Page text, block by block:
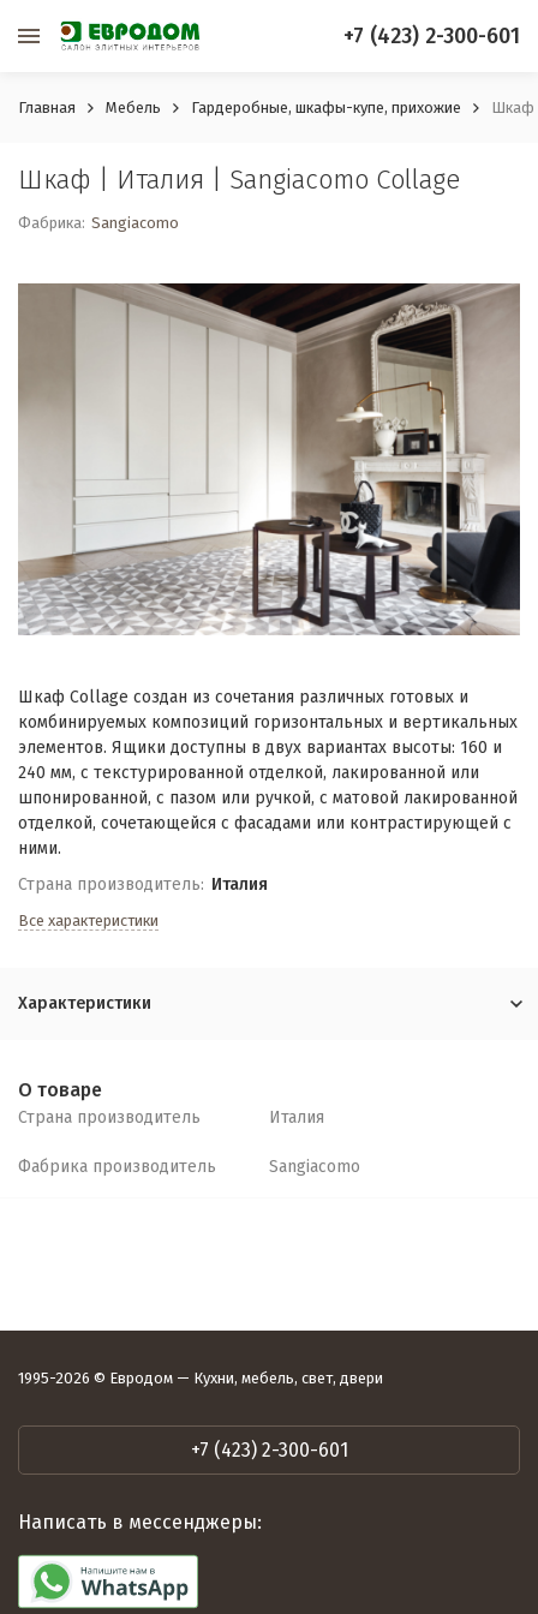
+7 (423) 2-300-601
Главная Мебель Гардеробные, шкафы-купе, прихожие Шкаф
Шкаф | Италия | Sangiacomo Collage
Фабрика: Sangiacomo
Шкаф Collage создан из сочетания различных готовых и
комбинируемых композиций горизонтальных и вертикальных
элементов. Ящики доступны в двух вариантах высоты: 160 и
240 мм, с текстурированной отделкой, лакированной или
шпонированной, с пазом или ручкой, с матовой лакированной
отделкой, сочетающейся с фасадами или контрастирующей с
ними.
Страна производитель: Италия
Все характеристики
Характеристики
О товаре
Страна производитель Италия
Фабрика производитель Sangiacomo
1995-2026 © Евродом — Кухни, мебель, свет, двери
+7 (423) 2-300-601
Написать в мессенджеры: